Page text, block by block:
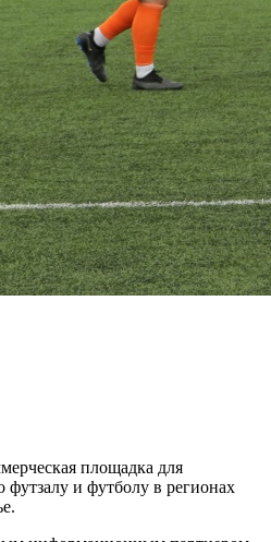
площадка для
и футболу в регионах